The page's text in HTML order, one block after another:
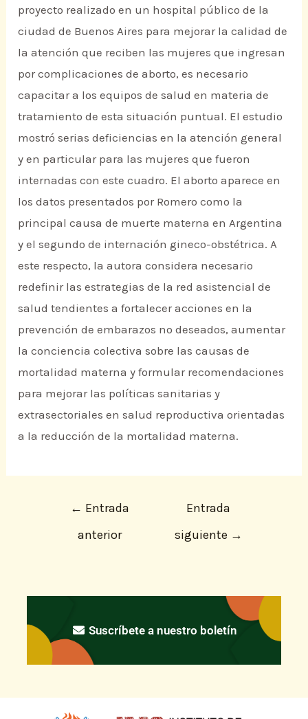
proyecto realizado en un hospital público de la
ciudad de Buenos Aires para mejorar la calidad de
la atención que reciben las mujeres que ingresan
por complicaciones de aborto, es necesario
capacitar a los equipos de salud en materia de
tratamiento de esta situación puntual. El estudio
mostró serias deficiencias en la atención general
y en particular para las mujeres que fueron
internadas con este cuadro. El aborto aparece en
los datos presentados por Romero como la
principal causa de muerte materna en Argentina
y el segundo de internación gineco-obstétrica. A
este respecto, la autora considera necesario
redefinir las estrategias de la red asistencial de
salud tendientes a fortalecer acciones en la
prevención de embarazos no deseados, aumentar
la conciencia colectiva sobre las causas de
mortalidad materna y formular recomendaciones
para mejorar las políticas sanitarias y
extrasectoriales en salud reproductiva orientadas
a la reducción de la mortalidad materna.
← Entrada
anterior
Entrada
siguiente →
Suscríbete a nuestro boletín